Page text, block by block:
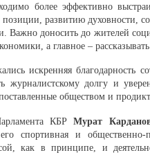
более эффективно
позиции, развитию духовности,
Важно доносить до жителей
а главное –
искренняя благодарность
журналистскому долгу и
обществом и
КБРМурат
спортивная и
как в принципе, и